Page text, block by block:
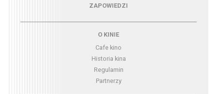
Menu - zapowiedziZAPOWIEDZI
O KINIE
Cafe kino
Historia kina
Regulamin
Partnerzy